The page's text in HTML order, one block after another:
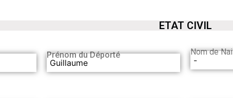
ETAT CIVIL
Prénom du Déporté
Guillaume
Nom de
-